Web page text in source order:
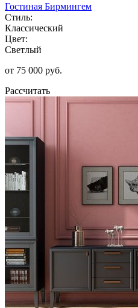
Гостиная Бирмингем
Стиль:
Классический
Цвет:
Светлый
от 75 000 руб.
Рассчитать